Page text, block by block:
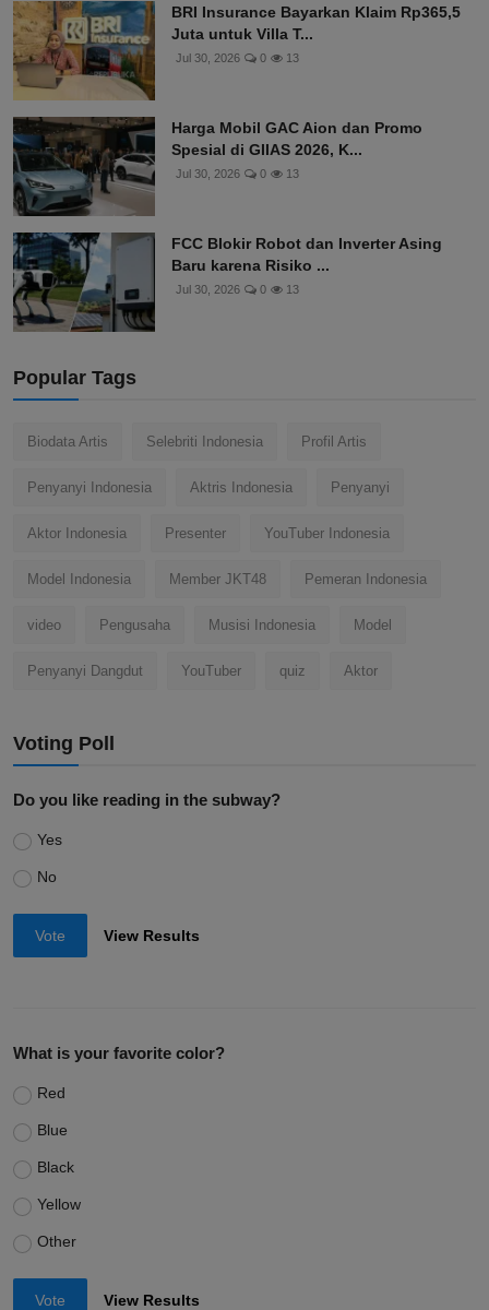
BRI Insurance Bayarkan Klaim Rp365,5
Juta untuk Villa T...
Jul 30, 2026 0 13
Harga Mobil GAC Aion dan Promo
Spesial di GIIAS 2026, K...
Jul 30, 2026 0 13
FCC Blokir Robot dan Inverter Asing
Baru karena Risiko ...
Jul 30, 2026 0 13
Popular Tags
Biodata Artis Selebriti Indonesia Profil Artis
Penyanyi Indonesia Aktris Indonesia Penyanyi
Aktor Indonesia Presenter YouTuber Indonesia
Model Indonesia Member JKT48 Pemeran Indonesia
video Pengusaha Musisi Indonesia Model
Penyanyi Dangdut YouTuber quiz Aktor
Voting Poll
Do you like reading in the subway?
Yes
No
Vote View Results
What is your favorite color?
Red
Blue
Black
Yellow
Other
Vote View Results